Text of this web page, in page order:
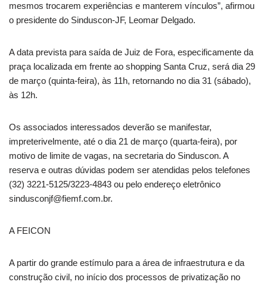
mesmos trocarem experiências e manterem vínculos”, afirmou
o presidente do Sinduscon-JF, Leomar Delgado.
A data prevista para saída de Juiz de Fora, especificamente da
praça localizada em frente ao shopping Santa Cruz, será dia 29
de março (quinta-feira), às 11h, retornando no dia 31 (sábado),
às 12h.
Os associados interessados deverão se manifestar,
impreterivelmente, até o dia 21 de março (quarta-feira), por
motivo de limite de vagas, na secretaria do Sinduscon. A
reserva e outras dúvidas podem ser atendidas pelos telefones
(32) 3221-5125/3223-4843 ou pelo endereço eletrônico
sindusconjf@fiemf.com.br.
A FEICON
A partir do grande estímulo para a área de infraestrutura e da
construção civil, no início dos processos de privatização no